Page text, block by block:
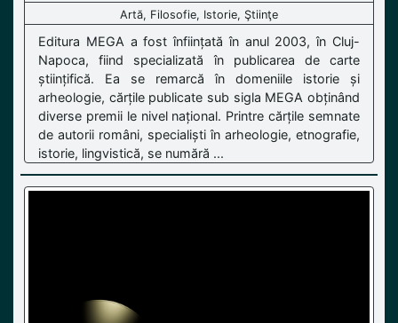
Artă, Filosofie, Istorie, Ştiinţe
Editura MEGA a fost înființată în anul 2003, în Cluj-
Napoca, fiind specializată în publicarea de carte
științifică. Ea se remarcă în domeniile istorie și
arheologie, cărțile publicate sub sigla MEGA obținând
diverse premii le nivel național. Printre cărțile semnate
de autorii români, specialiști în arheologie, etnografie,
istorie, lingvistică, se numără ...